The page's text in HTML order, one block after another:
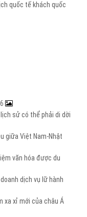
quốc tế khách quốc
lịch sử có thể phải di dời
giữa Việt Nam-Nhật
văn hóa được du
dịch vụ lữ hành
xa xỉ mới của châu Á